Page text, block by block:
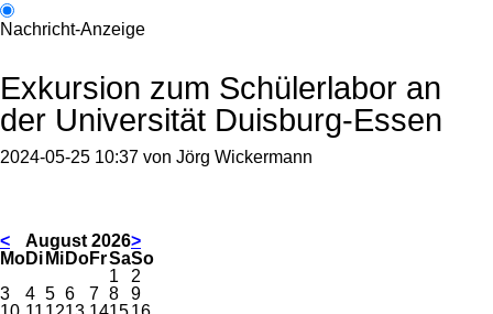
Nachricht-Anzeige
Exkursion zum Schülerlabor an
der Universität Duisburg-Essen
2024-05-25 10:37 von Jörg Wickermann
< August 2026>
Montag
Dienstag
Mittwoch
Donnerstag
Freitag
Samstag
Sonntag
1
2
3
4 5 6 7 8
9